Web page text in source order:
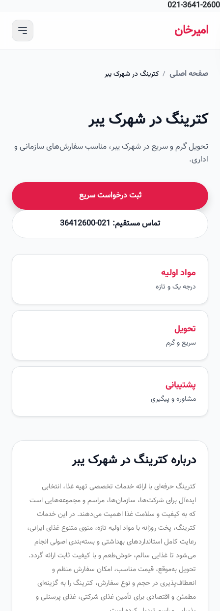
021-
اصلی / کترینگ در شهرک یبر
در شهرک یبر
گرم و سریع در شهرک یبر، مناسب سفارش‌های سازمانی و
ثبت درخواست سریع
تماس مستقیم: 021-36412600
مواد اولیه
درجه یک و تازه
سریع و گرم
پشتیبانی
مشاوره و پیگیری
تصویر این صفحه به زودی اضافه می‌شود
درباره کترینگ در شهرک یبر
کترینگ حرفه‌ای با ارائه خدمات تخصصی تهیه غذا، انتخابی
ایده‌آل برای شرکت‌ها، سازمان‌ها، مراسم و مجموعه‌هایی است
که به کیفیت و سلامت غذا اهمیت می‌دهند. در این خدمات
کترینگ، پخت روزانه با مواد اولیه تازه، منوی متنوع غذای ایرانی،
رعایت کامل استانداردهای بهداشتی و بسته‌بندی اصولی انجام
می‌شود تا غذایی سالم، خوش‌طعم و با کیفیت ثابت ارائه گردد.
تحویل به‌موقع، قیمت مناسب، امکان سفارش منظم و
انعطاف‌پذیری در حجم و نوع سفارش، کترینگ را به گزینه‌ای
مطمئن و اقتصادی برای تأمین غذای شرکتی، غذای پرسنلی و